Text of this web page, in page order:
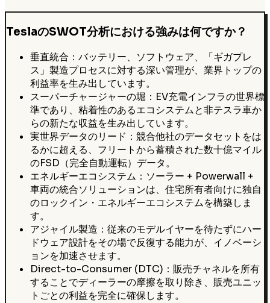
TeslaのSWOT分析における強みは何ですか？
垂直統合：バッテリー、ソフトウェア、「ギガプレ
ス」製造プロセスに対する深い管理が、業界トップの
利益率を生み出しています。
スーパーチャージャーの堀：EV充電インフラの世界標
準であり、粘着性のあるエコシステムと非テスラ車か
らの新たな収益を生み出しています。
実世界データのリード：競合他社のデータセットをは
るかに超える、フリートから蓄積された数十億マイル
のFSD（完全自動運転）データ。
エネルギーエコシステム：ソーラー + Powerwall +
車両の統合ソリューションは、住宅所有者向けに独自
のロックイン・エネルギーエコシステムを構築しま
す。
アジャイル製造：従来のモデルイヤーを待たずにハー
ドウェア設計をその場で反復する能力が、イノベーシ
ョンを加速させます。
Direct-to-Consumer (DTC)：販売チャネルを所有
することでディーラーの摩擦を取り除き、販売ユニッ
トごとの利益を完全に確保します。